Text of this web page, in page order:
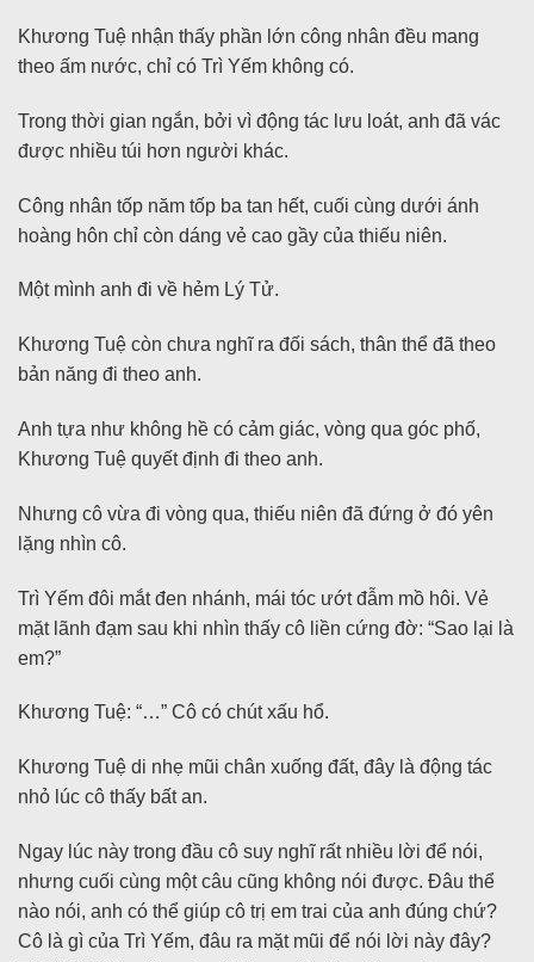
Khương Tuệ nhận thấy phần lớn công nhân đều mang
theo ấm nước, chỉ có Trì Yếm không có.
Trong thời gian ngắn, bởi vì động tác lưu loát, anh đã vác
được nhiều túi hơn người khác.
Công nhân tốp năm tốp ba tan hết, cuối cùng dưới ánh
hoàng hôn chỉ còn dáng vẻ cao gầy của thiếu niên.
Một mình anh đi về hẻm Lý Tử.
Khương Tuệ còn chưa nghĩ ra đối sách, thân thể đã theo
bản năng đi theo anh.
Anh tựa như không hề có cảm giác, vòng qua góc phố,
Khương Tuệ quyết định đi theo anh.
Nhưng cô vừa đi vòng qua, thiếu niên đã đứng ở đó yên
lặng nhìn cô.
Trì Yếm đôi mắt đen nhánh, mái tóc ướt đẫm mồ hôi. Vẻ
mặt lãnh đạm sau khi nhìn thấy cô liền cứng đờ: “Sao lại là
em?”
Khương Tuệ: “…” Cô có chút xấu hổ.
Khương Tuệ di nhẹ mũi chân xuống đất, đây là động tác
nhỏ lúc cô thấy bất an.
Ngay lúc này trong đầu cô suy nghĩ rất nhiều lời để nói,
nhưng cuối cùng một câu cũng không nói được. Đâu thể
nào nói, anh có thể giúp cô trị em trai của anh đúng chứ?
Cô là gì của Trì Yếm, đâu ra mặt mũi để nói lời này đây?